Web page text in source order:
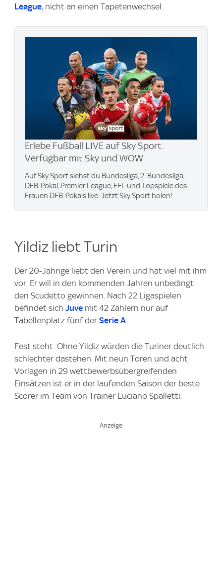
League, nicht an einen Tapetenwechsel.
Erlebe Fußball LIVE auf Sky Sport.
Verfügbar mit Sky und WOW
Auf Sky Sport siehst du Bundesliga, 2. Bundesliga,
DFB-Pokal, Premier League, EFL und Topspiele des
Frauen DFB-Pokals live. Jetzt Sky Sport holen!
Yildiz liebt Turin
Der 20-Jährige liebt den Verein und hat viel mit ihm
vor. Er will in den kommenden Jahren unbedingt
den Scudetto gewinnen. Nach 22 Ligaspielen
befindet sich Juve mit 42 Zählern nur auf
Tabellenplatz fünf der Serie A
Fest steht: Ohne Yildiz würden die Turiner deutlich
schlechter dastehen. Mit neun Toren und acht
Vorlagen in 29 wettbewerbsübergreifenden
Einsätzen ist er in der laufenden Saison der beste
Scorer im Team von Trainer Luciano Spalletti.